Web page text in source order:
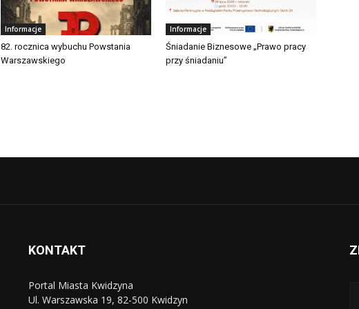
Informacje
82. rocznica wybuchu Powstania
Warszawskiego
Informacje
Śniadanie Biznesowe „Prawo pracy
przy śniadaniu”
KONTAKT
Portal Miasta Kwidzyna
Ul. Warszawska 19, 82-500 Kwidzyn